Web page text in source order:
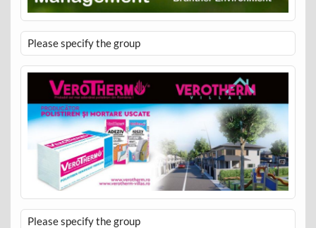
Please specify the group
Please specify the group